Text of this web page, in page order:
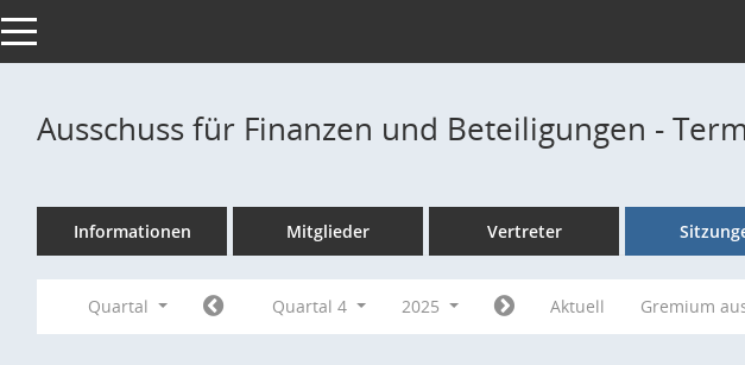
Toggle navigation
Ausschuss für Finanzen und Beteiligungen -
Informationen Mitglieder Vertreter
Quartal Quartal 4 2025 Aktuell Gremium